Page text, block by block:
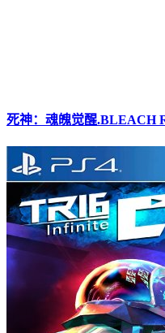
死神：魂魄觉醒.BLEACH